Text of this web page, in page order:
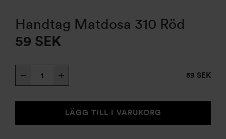
Handtag Matdosa 310 Röd
59 SEK
Handtag
Matdosa
mängd
59 SEK
LÄGG TILL I VARUKORG